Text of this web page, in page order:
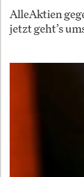
AlleAktien
jetzt geht’s